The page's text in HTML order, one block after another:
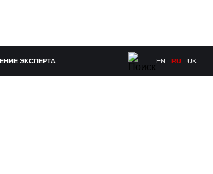
ЭКСПЕРТА EN RU UK